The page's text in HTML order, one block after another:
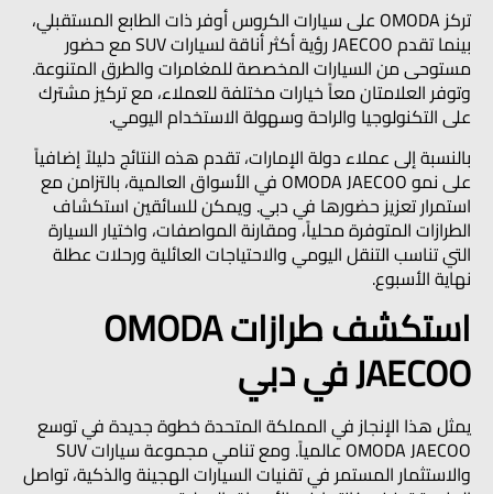
تركز OMODA على سيارات الكروس أوفر ذات الطابع المستقبلي،
بينما تقدم JAECOO رؤية أكثر أناقة لسيارات SUV مع حضور
مستوحى من السيارات المخصصة للمغامرات والطرق المتنوعة.
وتوفر العلامتان معاً خيارات مختلفة للعملاء، مع تركيز مشترك
على التكنولوجيا والراحة وسهولة الاستخدام اليومي.
بالنسبة إلى عملاء دولة الإمارات، تقدم هذه النتائج دليلاً إضافياً
على نمو OMODA JAECOO في الأسواق العالمية، بالتزامن مع
استمرار تعزيز حضورها في دبي. ويمكن للسائقين استكشاف
الطرازات المتوفرة محلياً، ومقارنة المواصفات، واختيار السيارة
التي تناسب التنقل اليومي والاحتياجات العائلية ورحلات عطلة
نهاية الأسبوع.
استكشف طرازات OMODA
JAECOO في دبي
يمثل هذا الإنجاز في المملكة المتحدة خطوة جديدة في توسع
OMODA JAECOO عالمياً. ومع تنامي مجموعة سيارات SUV
والاستثمار المستمر في تقنيات السيارات الهجينة والذكية، تواصل